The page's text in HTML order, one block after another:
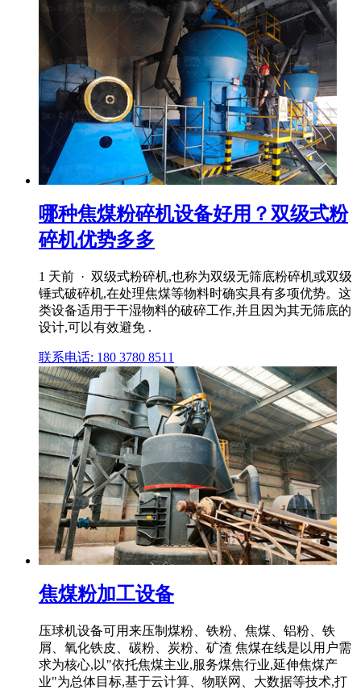
哪种焦煤粉碎机设备好用？双级式粉
碎机优势多多
1 天前 · 双级式粉碎机,也称为双级无筛底粉碎机或双级
锤式破碎机,在处理焦煤等物料时确实具有多项优势。这
类设备适用于干湿物料的破碎工作,并且因为其无筛底的
设计,可以有效避免 .
联系电话: 180 3780 8511
焦煤粉加工设备
压球机设备可用来压制煤粉、铁粉、焦煤、铝粉、铁
屑、氧化铁皮、碳粉、炭粉、矿渣 焦煤在线是以用户需
求为核心,以"依托焦煤主业,服务煤焦行业,延伸焦煤产
业"为总体目标,基于云计算、物联网、大数据等技术,打